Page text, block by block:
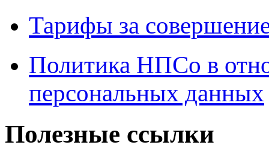
Тарифы за
Политика НПСо в
персональных данных
Полезные ссылки